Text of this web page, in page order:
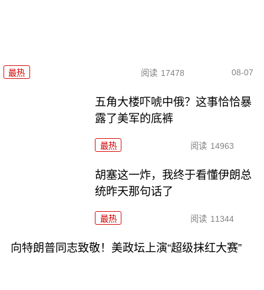
最热 阅读 17478 08-07
五角大楼吓唬中俄？这事恰恰暴
露了美军的底裤
最热 阅读 14963
胡塞这一炸，我终于看懂伊朗总
统昨天那句话了
最热 阅读 11344
向特朗普同志致敬！美政坛上演“超级抹红大赛”